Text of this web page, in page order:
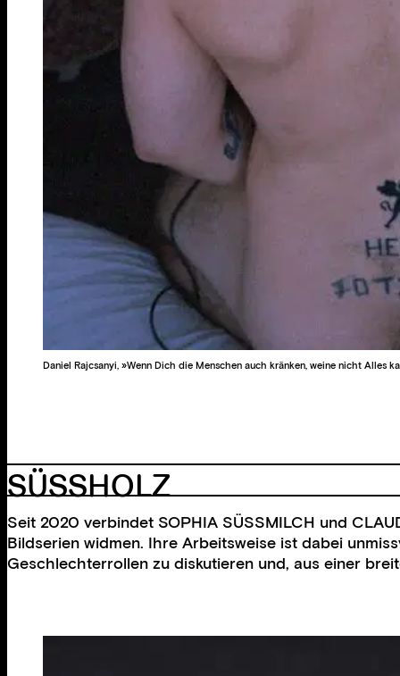
Daniel Rajcsanyi, »Wenn Dich die Menschen auch kränken, weine nicht Alles
SÜSSHOLZ
Seit 2020 verbindet SOPHIA SÜSSMILCH und
Bildserien widmen. Ihre Arbeitsweise ist dabei
Geschlechterrollen zu diskutieren und, aus einer